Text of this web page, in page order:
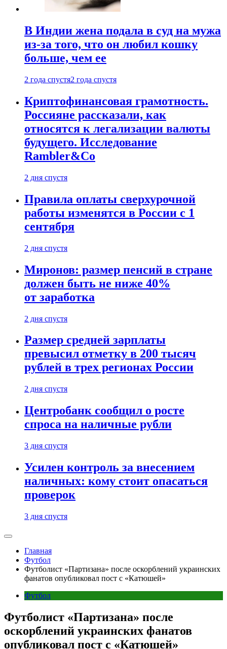
В Индии жена подала в суд на мужа
из-за того, что он любил кошку
больше, чем ее
2 года спустя2 года спустя
Криптофинансовая грамотность.
Россияне рассказали, как
относятся к легализации валюты
будущего. Исследование
Rambler&Co
2 дня спустя
Правила оплаты сверхурочной
работы изменятся в России с 1
сентября
2 дня спустя
Миронов: размер пенсий в стране
должен быть не ниже 40%
от заработка
2 дня спустя
Размер средней зарплаты
превысил отметку в 200 тысяч
рублей в трех регионах России
2 дня спустя
Центробанк сообщил о росте
спроса на наличные рубли
3 дня спустя
Усилен контроль за внесением
наличных: кому стоит опасаться
проверок
3 дня спустя
Главная
Футбол
Футболист «Партизана» после оскорблений украинских
фанатов опубликовал пост с «Катюшей»
Футбол
Футболист «Партизана» после
оскорблений украинских фанатов
опубликовал пост с «Катюшей»